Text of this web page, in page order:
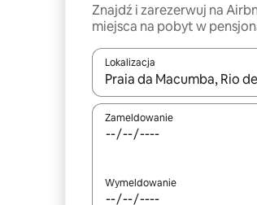
Znajdź i zarezerwuj na
miejsca na pobyt w
Lokalizacja
Gdy wyniki będą dostępne,
Zameldowanie
Wymeldowanie